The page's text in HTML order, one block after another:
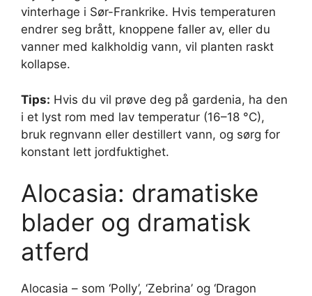
vinterhage i Sør-Frankrike. Hvis temperaturen
endrer seg brått, knoppene faller av, eller du
vanner med kalkholdig vann, vil planten raskt
kollapse.
Tips: Hvis du vil prøve deg på gardenia, ha den
i et lyst rom med lav temperatur (16–18 °C),
bruk regnvann eller destillert vann, og sørg for
konstant lett jordfuktighet.
Alocasia: dramatiske
blader og dramatisk
atferd
Alocasia – som ‘Polly’, ‘Zebrina’ og ‘Dragon